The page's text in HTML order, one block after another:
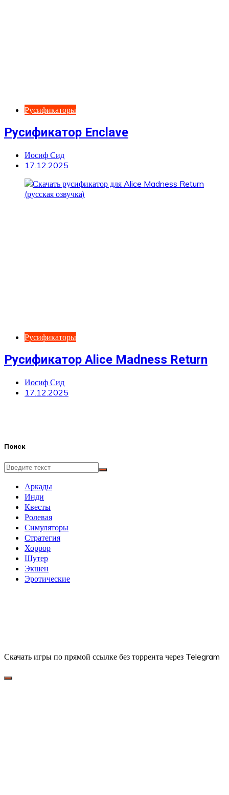
Русификаторы
Русификатор Enclave
Иосиф Сид
17.12.2025
Русификаторы
Русификатор Alice Madness Return
Иосиф Сид
17.12.2025
Поиск
Аркады
Инди
Квесты
Ролевая
Симуляторы
Стратегия
Хоррор
Шутер
Экшен
Эротические
Скачать игры по прямой ссылке без торрента через Telegram